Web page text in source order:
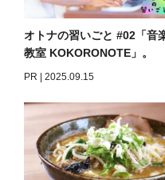
オトナの習いごと #02「音
教室 KOKORONOTE」。
PR | 2025.09.15